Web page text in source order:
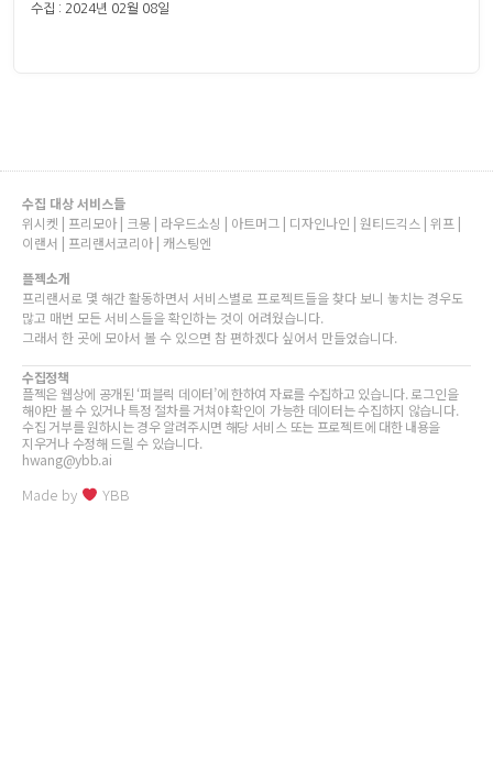
수집 : 2024년 02월 08일
수집 대상 서비스들
위시켓 | 프리모아 | 크몽 | 라우드소싱 | 아트머그 | 디자인나인 | 원티드긱스 | 위프 |
이랜서 | 프리랜서코리아 | 캐스팅엔
플젝소개
프리랜서로 몇 해간 활동하면서 서비스별로 프로젝트들을 찾다 보니 놓치는 경우도
많고 매번 모든 서비스들을 확인하는 것이 어려웠습니다.
그래서 한 곳에 모아서 볼 수 있으면 참 편하겠다 싶어서 만들었습니다.
수집정책
플젝은 웹상에 공개된 ‘퍼블릭 데이터’에 한하여 자료를 수집하고 있습니다. 로그인을
해야만 볼 수 있거나 특정 절차를 거쳐야 확인이 가능한 데이터는 수집하지 않습니다.
수집 거부를 원하시는 경우 알려주시면 해당 서비스 또는 프로젝트에 대한 내용을
지우거나 수정해 드릴 수 있습니다.
hwang@ybb.ai
Made by YBB